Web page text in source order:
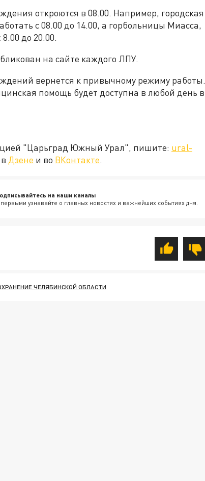
откроются в 08.00. Например, городская
с 08.00 до 14.00, а горбольницы Миасса,
до 20.00.
на сайте каждого ЛПУ.
вернется к привычному режиму работы.
помощь будет доступна в любой день в
"Царьград Южный Урал", пишите: ural-
Дзене и во ВКонтакте.
на наши каналы
узнавайте о главных новостях и важнейших событиях дня.
ЧЕЛЯБИНСКОЙ ОБЛАСТИ